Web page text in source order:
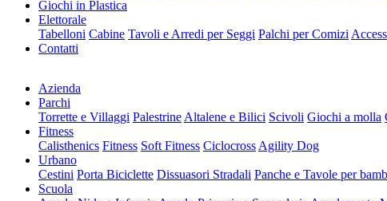
Giochi in Plastica
Elettorale
Tabelloni Cabine Tavoli e Arredi per Seggi Palchi per Comizi
Contatti
Azienda
Parchi
Torrette e Villaggi Palestrine Altalene e Bilici Scivoli Giochi a molla
Fitness
Calisthenics Fitness Soft Fitness Ciclocross Agility Dog
Urbano
Cestini Porta Biciclette Dissuasori Stradali Panche e Tavole per
Scuola